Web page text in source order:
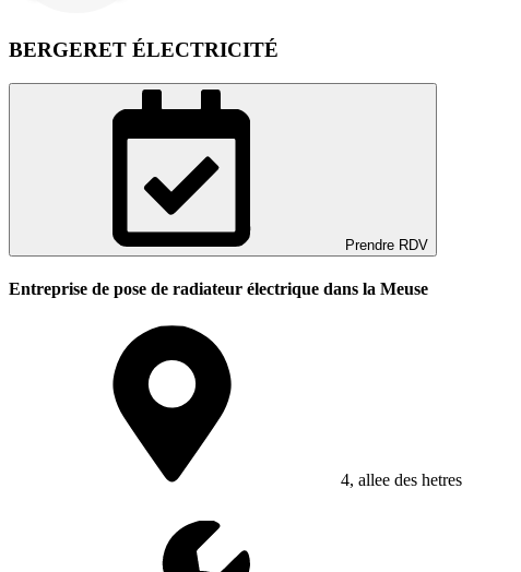
BERGERET ÉLECTRICITÉ
Prendre RDV
Entreprise de pose de radiateur électrique dans la Meuse
4, allee des hetres